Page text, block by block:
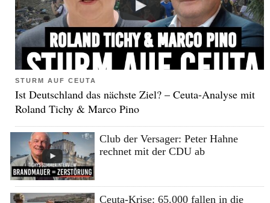
STURM AUF CEUTA
Ist Deutschland das nächste Ziel? – Ceuta-Analyse mit
Roland Tichy & Marco Pino
Club der Versager: Peter Hahne
rechnet mit der CDU ab
Ceuta-Krise: 65.000 fallen in die